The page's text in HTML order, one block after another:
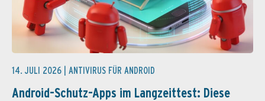
14. JULI 2026 | ANTIVIRUS FÜR ANDROID
Android-Schutz-Apps im Langzeittest: Diese